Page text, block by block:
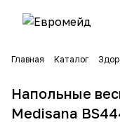
Главная Каталог
Напольные
Medisana